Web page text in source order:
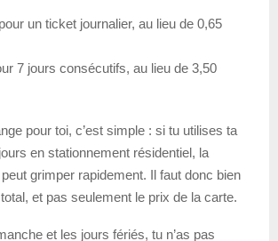
pour un ticket journalier, au lieu de 0,65
7 jours consécutifs, au lieu de 3,50
pour toi, c’est simple : si tu utilises ta
en stationnement résidentiel, la
grimper rapidement. Il faut donc bien
et pas seulement le prix de la carte.
et les jours fériés, tu n’as pas